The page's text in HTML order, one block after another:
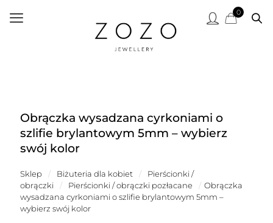
0
Obrączka wysadzana cyrkoniami o
szlifie brylantowym 5mm – wybierz
swój kolor
Sklep / Biżuteria dla kobiet /
Pierścionki /
obrączki
/ Pierścionki / obrączki pozłacane / Obrączka
wysadzana cyrkoniami o szlifie brylantowym 5mm –
wybierz swój kolor